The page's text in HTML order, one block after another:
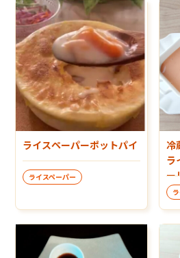
ライスペーパーポットパイ
ライスペーパー
冷
ラ
ー